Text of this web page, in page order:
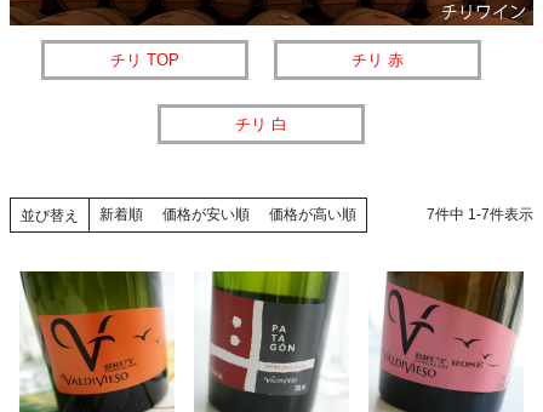
チリ TOP チリ 赤
チリ 白
並び替え 新着順 価格が安い順 価格が高い順 7件中 1-7件表示